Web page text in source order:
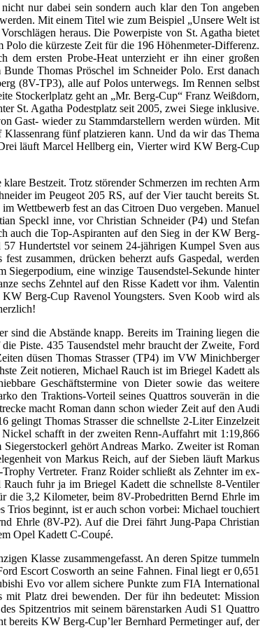
nur dabei sein sondern auch klar den Ton angeben
Mit einem Titel wie zum Beispiel „Unsere Welt ist
heraus. Die Powerpiste von St. Agatha bietet
die kürzeste Zeit für die 196 Höhenmeter-Differenz.
ersten Probe-Heat unterzieht er ihn einer großen
Thomas Pröschel im Schneider Polo. Erst danach
(8V-TP3), alle auf Polos unterwegs. Im Rennen selbst
Stockerlplatz geht an „Mr. Berg-Cup“ Franz Weißdorn,
St. Agatha Podestplatz seit 2005, zwei Siege inklusive.
Gast- wieder zu Stammdarstellern werden würden. Mit
fünf platzieren kann. Und da wir das Thema
läuft Marcel Hellberg ein, Vierter wird KW Berg-Cup
Bestzeit. Trotz störender Schmerzen im rechten Arm
im Peugeot 205 RS, auf der Vier taucht bereits St.
Wettbewerb fest an das Citroen Duo vergeben. Manuel
Speckl inne, vor Christian Schneider (P4) und Stefan
auch die Top-Aspiranten auf den Sieg in der KW Berg-
Hundertstel vor seinem 24-jährigen Kumpel Sven aus
zusammen, drücken beherzt aufs Gaspedal, werden
eine winzige Tausendstel-Sekunde hinter
sechs Zehntel auf den Risse Kadett vor ihm. Valentin
Berg-Cup Ravenol Youngsters. Sven Koob wird als
sind die Abstände knapp. Bereits im Training liegen die
Piste. 435 Tausendstel mehr braucht der Zweite, Ford
düsen Thomas Strasser (TP4) im VW Minichberger
Zeit notieren, Michael Rauch ist im Briegel Kadett als
Geschäftstermine von Dieter sowie das weitere
den Traktions-Vorteil seines Quattros souverän in die
macht Roman dann schon wieder Zeit auf den Audi
gelingt Thomas Strasser die schnellste 2-Liter Einzelzeit
schafft in der zweiten Renn-Auffahrt mit 1:19,866
gehört Andreas Marko. Zweiter ist Roman
von Markus Reich, auf der Sieben läuft Markus
Vertreter. Franz Roider schließt als Zehnter im ex-
fuhr ja im Briegel Kadett die schnellste 8-Ventiler
die 3,2 Kilometer, beim 8V-Probedritten Bernd Ehrle im
Trios beginnt, ist er auch schon vorbei: Michael touchiert
Ehrle (8V-P2). Auf die Drei fährt Jung-Papa Christian
Opel Kadett C-Coupé.
Klasse zusammengefasst. An deren Spitze tummeln
Escort Cosworth an seine Fahnen. Final liegt er 0,651
Evo vor allem sichere Punkte zum FIA International
Platz drei bewenden. Der für ihn bedeutet: Mission
Spitzentrios mit seinem bärenstarken Audi S1 Quattro
bereits KW Berg-Cup’ler Bernhard Permetinger auf, der